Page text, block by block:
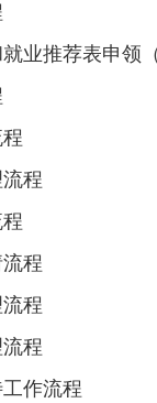
业推荐表申领
程
程
程
程
作流程